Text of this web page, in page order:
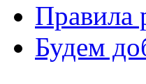
Правила
Будем